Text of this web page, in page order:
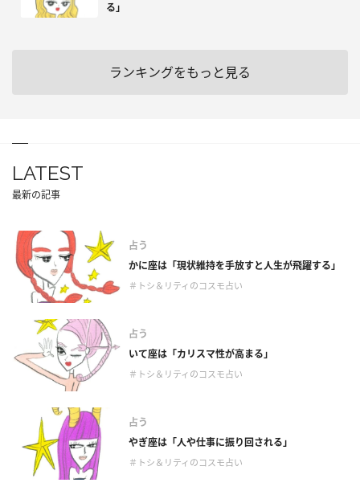
る」
ランキングをもっと見る
LATEST
最新の記事
占う
かに座は「現状維持を手放すと人生が飛躍する」
＃トシ＆リティのコスモ占い
占う
いて座は「カリスマ性が高まる」
＃トシ＆リティのコスモ占い
占う
やぎ座は「人や仕事に振り回される」
＃トシ＆リティのコスモ占い